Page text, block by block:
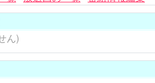
ん)